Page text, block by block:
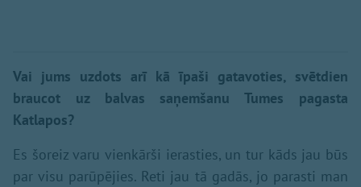
Vai jums uzdots arī kā īpaši gatavoties, svētdien
braucot uz balvas saņemšanu Tumes pagasta
Katlapos?
Es šoreiz varu vienkārši ierasties, un tur kāds jau būs
par visu parūpējies. Reti jau tā gadās, jo parasti man